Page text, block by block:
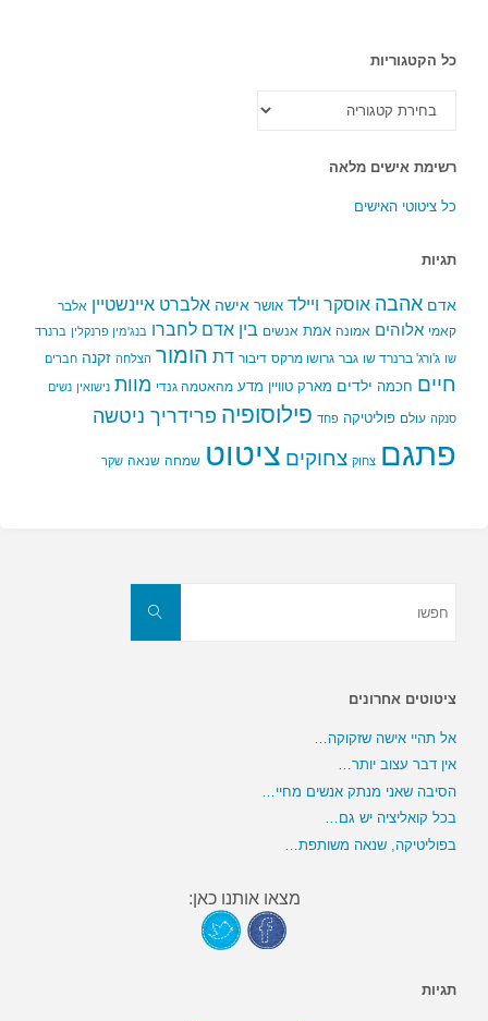
כל הקטגוריות
הקטגוריות
רשימת אישים מלאה
כל ציטוטי האישים
תגיות
אדם אהבה אוסקר ויילד אושר אישה אלברט איינשטיין אלבר
קאמי אלוהים אמונה אמת אנשים בין אדם לחברו בנג'מין פרנקלין ברנרד
שו ג'ורג' ברנרד שו גבר גרושו מרקס דיבור דת הומור הצלחה זקנה חברים
חיים חכמה ילדים מארק טוויין מדע מהאטמה גנדי מוות נישואין נשים
סנקה עולם פוליטיקה פחד פילוסופיה פרידריך ניטשה
פתגם צחוק צחוקים ציטוט שמחה שנאה שקר
חפשו
ציטוטים אחרונים
אל תהיי אישה שזקוקה…
אין דבר עצוב יותר…
הסיבה שאני מנתק אנשים מחיי…
בכל קואליציה יש גם…
בפוליטיקה, שנאה משותפת…
מצאו אותנו כאן:
תגיות